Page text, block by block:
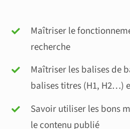
Maîtriser le
recherche
Maîtriser les balises de
balises titres (H1, H2…)
Savoir utiliser les bons
le contenu publié